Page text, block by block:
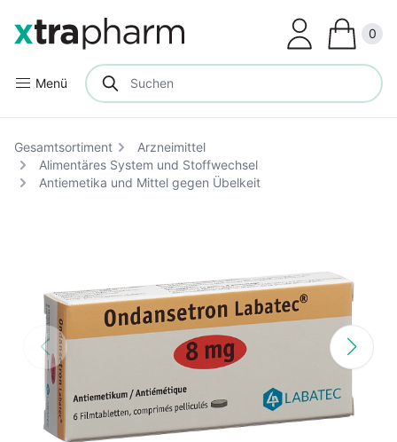
Menü
0
Gesamtsortiment
Arzneimittel
Alimentäres System und Stoffwechsel
Antiemetika und Mittel gegen Übelkeit